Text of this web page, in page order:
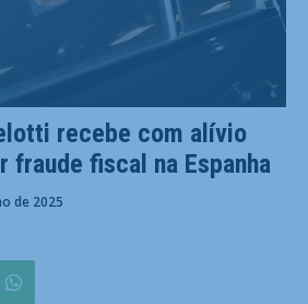
recebe com alívio
fraude fiscal na Espanha
de 2025